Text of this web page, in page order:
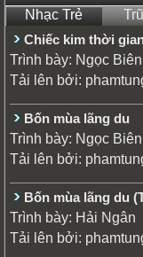
Nhạc Trẻ
Chiếc kim thời
Trình bày: Ngọc Biên
Tải lên bởi:
Bốn mùa lãng du
Trình bày: Ngọc Biên
Tải lên bởi:
Bốn mùa lãng du
Trình bày: Hải Ngân
Tải lên bởi: